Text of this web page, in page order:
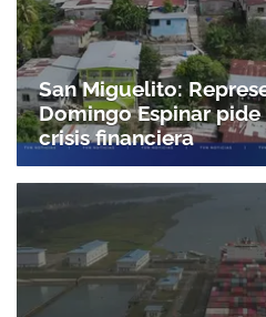
San Miguelito:
Domingo Espinar pide
crisis financiera